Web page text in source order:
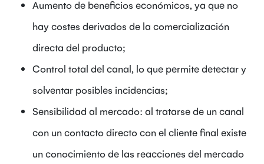
Aumento de beneficios económicos, ya que no
hay costes derivados de la comercialización
directa del producto;
Control total del canal, lo que permite detectar y
solventar posibles incidencias;
Sensibilidad al mercado: al tratarse de un canal
con un contacto directo con el cliente final existe
un conocimiento de las reacciones del mercado